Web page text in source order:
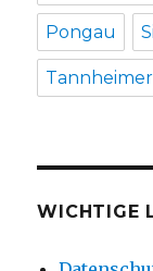
Pongau
Tannheimer
WICHTIGE